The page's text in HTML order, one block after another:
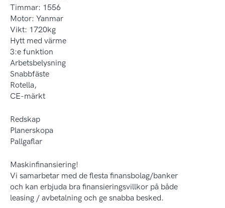
Timmar: 1556
Motor: Yanmar
Vikt: 1720kg
Hytt med värme
3:e funktion
Arbetsbelysning
Snabbfäste
Rotella,
CE-märkt
Redskap
Planerskopa
Pallgaflar
Maskinfinansiering!
Vi samarbetar med de flesta finansbolag/banker
och kan erbjuda bra finansieringsvillkor på både
leasing / avbetalning och ge snabba besked.